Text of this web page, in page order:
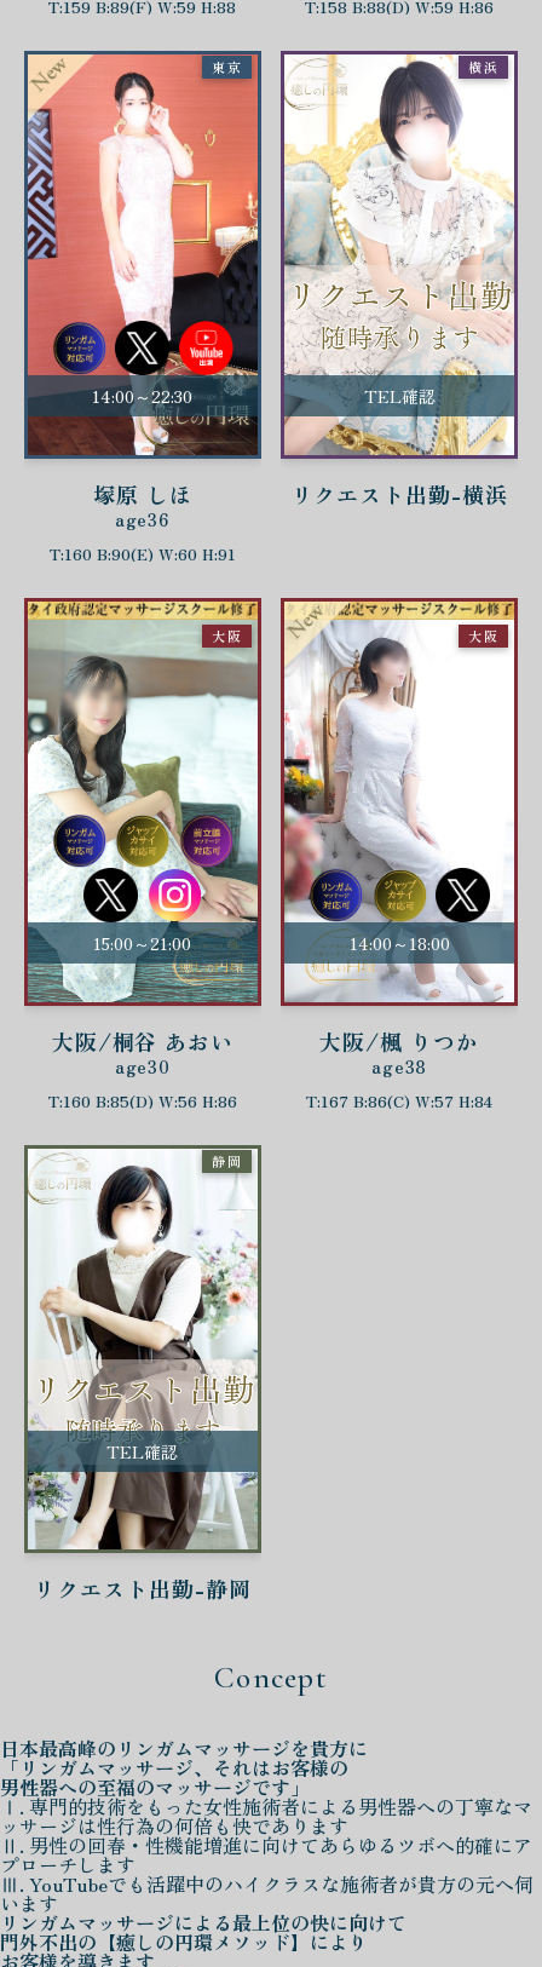
T:159 B:89(F) W:59 H:88 T:158 B:88(D) W:59 H:86
14:00～22:30
塚原 しほ
age36
T:160 B:90(E) W:60 H:91
東京
TEL確認
リクエスト出勤-横浜
横浜
15:00～21:00
大阪/桐谷 あおい
age30
T:160 B:85(D) W:56 H:86
大阪
14:00～18:00
大阪/楓 りつか
age38
T:167 B:86(C) W:57 H:84
大阪
TEL確認
リクエスト出勤-静岡
静岡
Concept
日本最高峰の リンガムマッサージを貴方に
「リンガムマッサージ、それはお客様の
男性器への至福のマッサージです」
Ⅰ. 専門的技術をもった女性施術者による男性器への丁寧なマ
ッサージは性行為の何倍も快であります
Ⅱ. 男性の回春・性機能増進に向けてあらゆるツボへ的確にア
プローチします
Ⅲ. YouTubeでも活躍中のハイクラスな施術者が貴方の元へ伺
います
リンガムマッサージによる最上位の快に向けて
門外不出の 【癒しの円環メソッド】 により